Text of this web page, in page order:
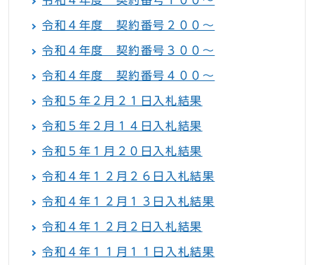
令和４年度 契約番号２００～
令和４年度 契約番号３００～
令和４年度 契約番号４００～
令和５年２月２１日入札結果
令和５年２月１４日入札結果
令和５年１月２０日入札結果
令和４年１２月２６日入札結果
令和４年１２月１３日入札結果
令和４年１２月２日入札結果
令和４年１１月１１日入札結果